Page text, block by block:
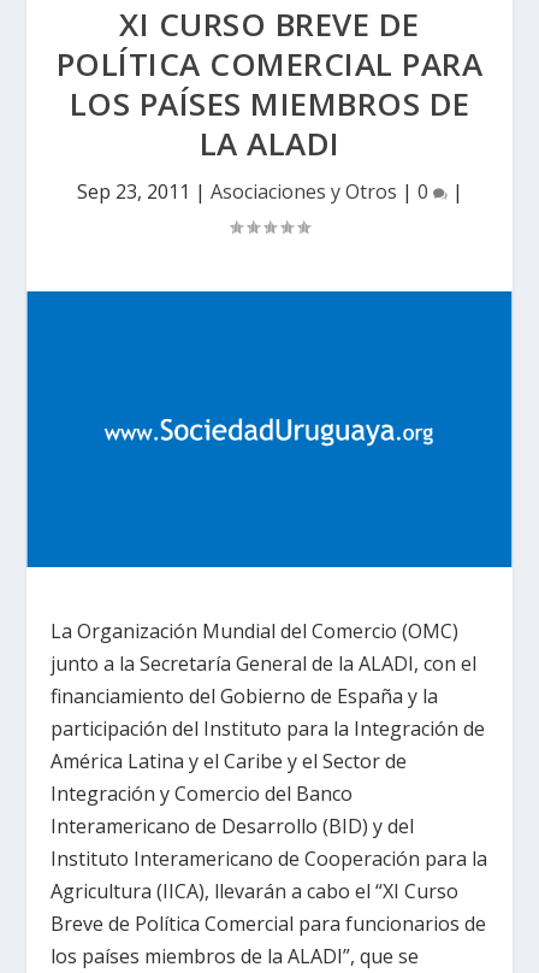
XI CURSO BREVE DE
POLÍTICA COMERCIAL PARA
LOS PAÍSES MIEMBROS DE
LA ALADI
Sep 23, 2011 | Asociaciones y Otros | 0 |
La Organización Mundial del Comercio (OMC)
junto a la Secretaría General de la ALADI, con el
financiamiento del Gobierno de España y la
participación del Instituto para la Integración de
América Latina y el Caribe y el Sector de
Integración y Comercio del Banco
Interamericano de Desarrollo (BID) y del
Instituto Interamericano de Cooperación para la
Agricultura (IICA), llevarán a cabo el “XI Curso
Breve de Política Comercial para funcionarios de
los países miembros de la ALADI”, que se